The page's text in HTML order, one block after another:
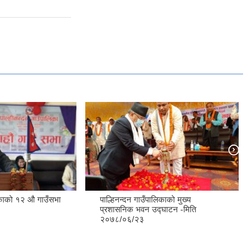
१२ औ गाउँसभा
पाल्हिनन्दन गाउँपालिकाको मुख्य
प्रशासनिक भवन उद्घाटन -मिति
२०७८/०६/२३